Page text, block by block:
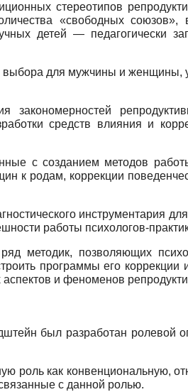
стереотипов
«свободных союзов»,
детей — педагогически
для мужчины и женщины,
закономерностей
средств влияния и
с созданием методов
к родам, коррекции
инструментария
работы психологов-
методик, позволяющих
программы его коррекции
и феноменов
был разработан ролевой
роль как конвенциональную,
с данной ролью.